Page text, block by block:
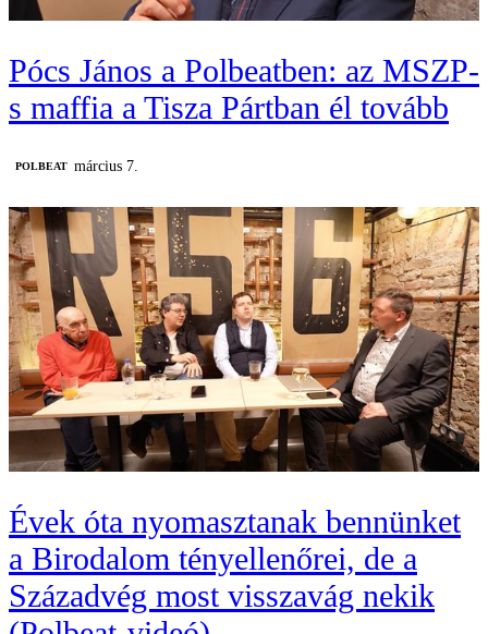
Pócs János a Polbeatben: az MSZP-
s maffia a Tisza Pártban él tovább
‎POLBEAT március 7.
Évek óta nyomasztanak bennünket
a Birodalom tényellenőrei, de a
Századvég most visszavág nekik